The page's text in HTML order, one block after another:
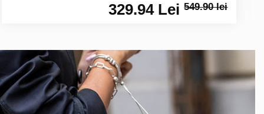
329.94 Lei549.90 lei